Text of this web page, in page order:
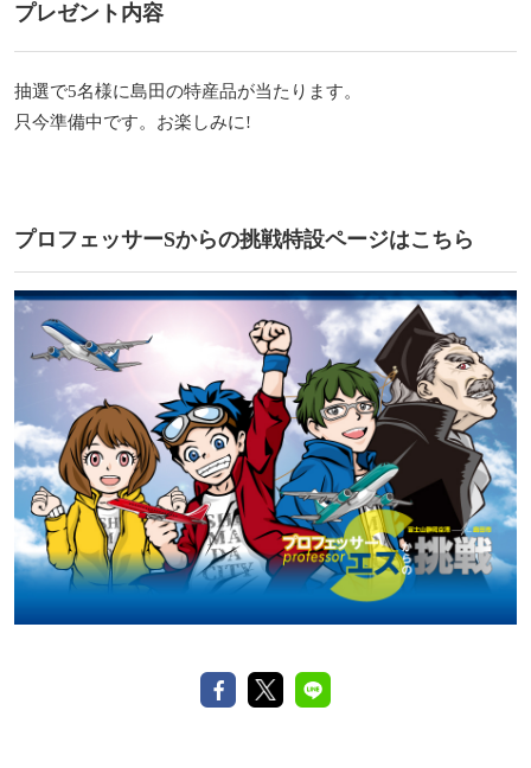
プレゼント内容
抽選で5名様に島田の特産品が当たります。
只今準備中です。お楽しみに!
プロフェッサーSからの挑戦特設ページはこちら